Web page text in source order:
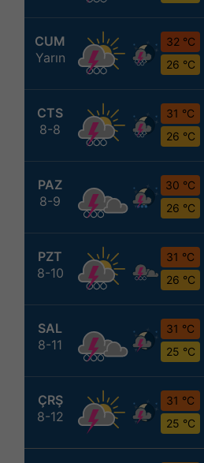
CUM
Yarın
32 °C
26 °C
CTS
8-8
31 °C
26 °C
PAZ
8-9
30 °C
26 °C
PZT
8-10
31 °C
26 °C
SAL
8-11
31 °C
25 °C
ÇRŞ
8-12
31 °C
25 °C